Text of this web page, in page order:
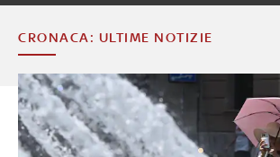
CRONACA: ULTIME NOTIZIE